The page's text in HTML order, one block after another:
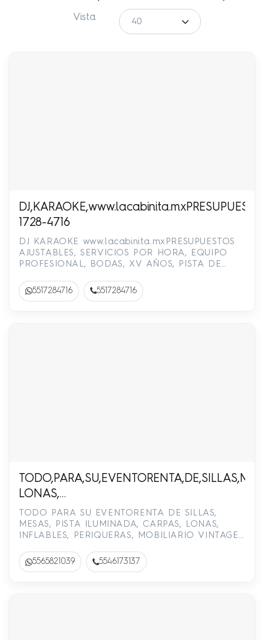
Vista
1728-4716
DJ KARAOKE www.lacabinita.mxPRESUPUESTOS
AJUSTABLES, SERVICIOS POR HORA, EQUIPO
PROFESIONAL, BODAS, XV AÑOS, PISTA DE
…
5517284716 5517284716
LONAS,
55-4617-3137, 55-6582-1039,55-2212-2997
TODO PARA SU EVENTORENTA DE SILLAS,
MESAS, PISTA ILUMINADA, CARPAS, LONAS,
INFLABLES, PERIQUERAS, MOBILIARIO VINTAGE.
5565821039 5546173137